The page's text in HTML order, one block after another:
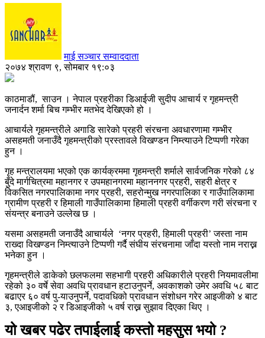
माई सञ्‍चार सम्वाददाता
२०७४ श्रावण ९, सोमबार १९:०३
काठमाडौं, साउन । नेपाल प्रहरीका डिआईजी सुदीप आचार्य र गृहमन्त्री
जनार्दन शर्मा बिच गम्भीर मतभेद देखिएको हो ।
आचार्यले गृहमन्त्रीले अगाडि सारेको प्रहरी संरचना अवधारणामा गम्भीर
असहमती जनाउँदै गृहमन्त्रीको प्रस्तावले विखण्डन निम्त्याउने टिप्पणी गरेका
हुन ।
गृह मन्त्रालयमा भएको एक कार्यक्रममा गृहमन्त्री शर्माले सार्वजनिक गरेको ८४
बुँदे मार्गचित्रमा महानगर र उपमहानगरमा महाननगर प्रहरी, सहरी क्षेत्र र
विकसित नगरपालिकामा नगर प्रहरी, सहरोन्मुख नगरपालिका र गाउँपालिकामा
ग्रामीण प्रहरी र हिमाली गाउँपालिकामा हिमाली प्रहरी वर्गीकरण गरी संरचना र
संयन्त्र बनाउने उल्लेख छ ।
यसमा असहमती जनाउँदै आचार्यले ‘नगर प्रहरी, हिमाली प्रहरी’ जस्ता नाम
राख्दा विखण्डन निम्त्याउने टिप्पणी गर्दै संघीय संरचनामा जाँदा यस्तो नाम नराख्न
भनेका हुन ।
गृहमन्त्रीले डाकेको छलफलमा सहभागी प्रहरी अधिकारीले प्रहरी नियमावलीमा
रहेको ३० वर्षे सेवा अवधि प्रावधान हटाउनुपर्ने, अवकाशको उमेर अवधि ५८ बाट
बढाएर ६० वर्ष पु-याउनुपर्ने, पदावधिको प्रावधान संशोधन गरेर आइजीको ४ बाट
३, एआइजीको २ र डिआइजीको ५ वर्ष राख्न सुझाव दिएका थिए ।
यो खबर पढेर तपाईलाई कस्तो महसुस भयो ?